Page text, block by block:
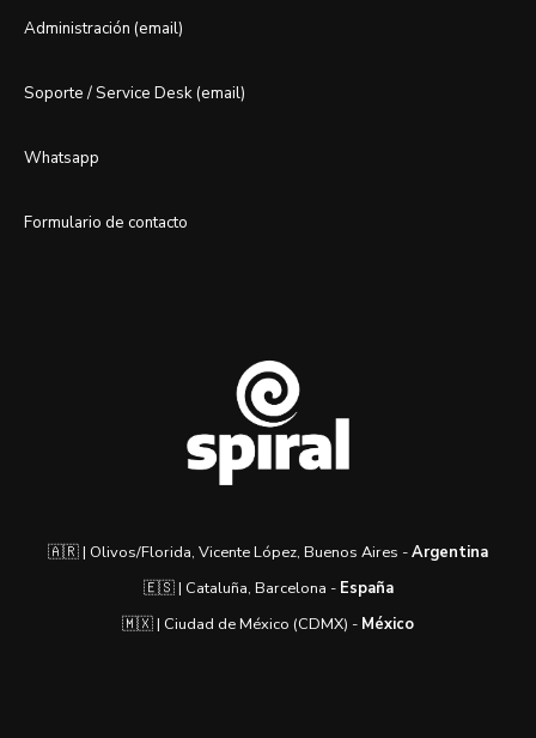
Administración (email)
Soporte / Service Desk (email)
Whatsapp
Formulario de contacto
🇦🇷 | Olivos/Florida, Vicente López, Buenos Aires -Argentina
🇪🇸 | Cataluña, Barcelona - España
🇲🇽 | Ciudad de México (CDMX) - México